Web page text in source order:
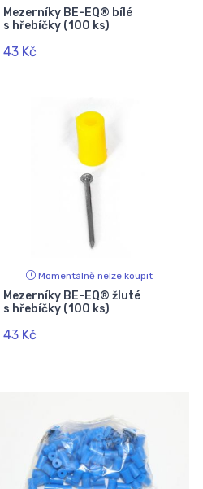
Mezerníky BE-EQ® bílé
s hřebíčky (100 ks)
43 Kč
Momentálně nelze koupit
Mezerníky BE-EQ® žluté
s hřebíčky (100 ks)
43 Kč